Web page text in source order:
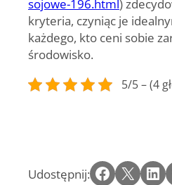
sojowe-196.html)
kryteria, czyniąc je
każdego, kto ceni sobie
środowisko.
5/5 – (4
Udostępnij: Share on Facebook Email this Page Share on LinkedIn